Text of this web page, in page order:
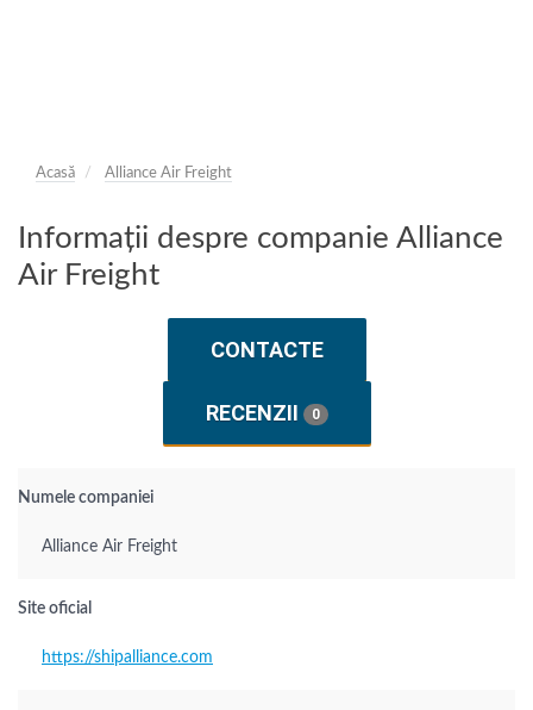
Acasă Alliance Air Freight
Informații despre companie Alliance
Air Freight
CONTACTE
RECENZII 0
Numele companiei
Alliance Air Freight
Site oficial
https://shipalliance.com